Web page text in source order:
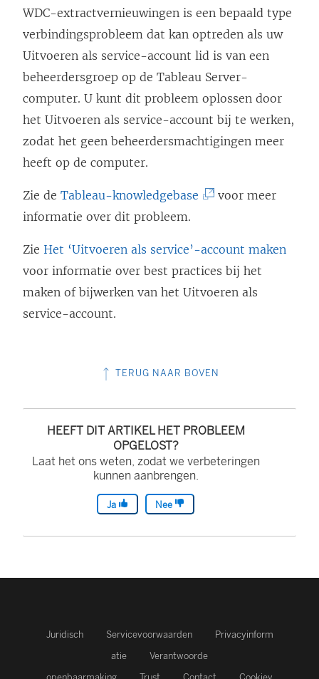
WDC-extractvernieuwingen is een bepaald type
verbindingsprobleem dat kan optreden als uw
Uitvoeren als service-account lid is van een
beheerdersgroep op de Tableau Server-
computer. U kunt dit probleem oplossen door
het Uitvoeren als service-account bij te werken,
zodat het geen beheerdersmachtigingen meer
heeft op de computer.
Zie de Tableau-knowledgebase
d
i
n
i
u
voor meer
informatie over dit probleem.
Zie Het ‘Uitvoeren als service’-account maken
voor informatie over best practices bij het
maken of bijwerken van het Uitvoeren als
service-account.
TERUG NAAR BOVEN
HEEFT DIT ARTIKEL HET PROBLEEM
OPGELOST?
Laat het ons weten, zodat we verbeteringen
kunnen aanbrengen.
Ja Nee
Juridisch Servicevoorwaarden
Privacyinform
atie
Verantwoorde